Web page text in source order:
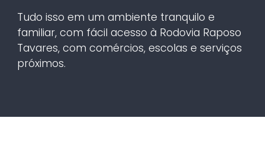
Tudo isso em um ambiente tranquilo e
familiar, com fácil acesso à Rodovia Raposo
Tavares, com comércios, escolas e serviços
próximos.